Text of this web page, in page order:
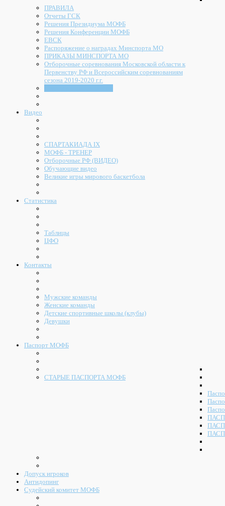
ПРАВИЛА
Отчеты ГСК
Решения Президиума МОФБ
Решения Конференции МОФБ
ЕВСК
Распоряжение о наградах Минспорта МО
ПРИКАЗЫ МИНСПОРТА МО
Отборочные соревнования Московской области к
Первенству РФ и Всероссийским соревнованиям
сезона 2019-2020 г.г.
Видео
СПАРТАКИАДА IX
МОФБ - ТРЕНЕР
Отборочные РФ (ВИДЕО)
Обучающие видео
Великие игры мирового баскетбола
Статистика
Таблицы
ЦФО
Контакты
Мужские команды
Женские команды
Детские спортивные школы (клубы)
Девушки
Паспорт МОФБ
СТАРЫЕ ПАСПОРТА МОФБ
Допуск игроков
Антидопинг
Судейский комитет МОФБ